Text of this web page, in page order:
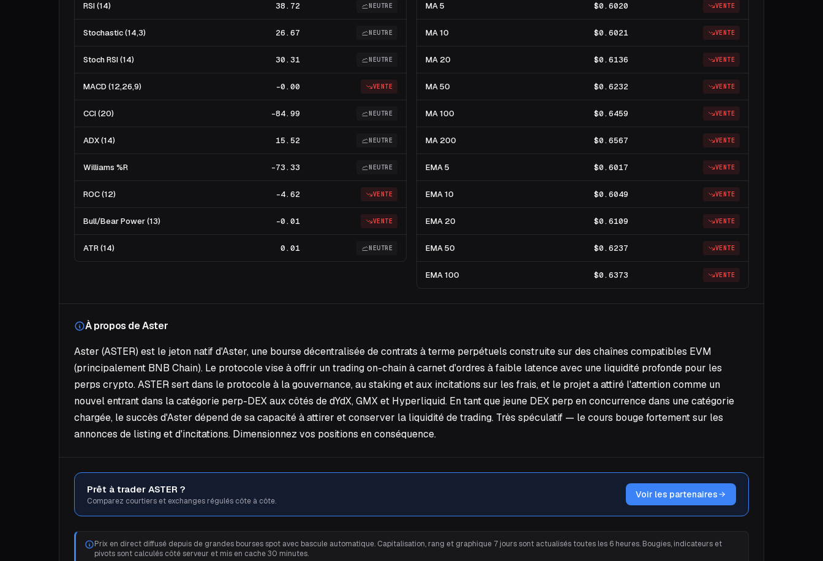
RSI (14) 38.72 NEUTRE
Stochastic (14,3) 26.67 NEUTRE
Stoch RSI (14) 30.31 NEUTRE
MACD (12,26,9) -0.00 VENTE
CCI (20) -84.99 NEUTRE
ADX (14) 15.52 NEUTRE
Williams %R -73.33 NEUTRE
ROC (12) -4.62 VENTE
Bull/Bear Power (13) -0.01 VENTE
ATR (14) 0.01 NEUTRE
MA 5 $0.6020 VENTE
MA 10 $0.6021 VENTE
MA 20 $0.6136 VENTE
MA 50 $0.6232 VENTE
MA 100 $0.6459 VENTE
MA 200 $0.6567 VENTE
EMA 5 $0.6017 VENTE
EMA 10 $0.6049 VENTE
EMA 20 $0.6109 VENTE
EMA 50 $0.6237 VENTE
EMA 100 $0.6373 VENTE
À propos de Aster
Aster (ASTER) est le jeton natif d'Aster, une bourse décentralisée de contrats à terme perpétuels construite sur des chaînes compatibles EVM
(principalement BNB Chain). Le protocole vise à offrir un trading on-chain à carnet d'ordres à faible latence avec une liquidité profonde pour les
perps crypto. ASTER sert dans le protocole à la gouvernance, au staking et aux incitations sur les frais, et le projet a attiré l'attention comme un
nouvel entrant dans la catégorie perp-DEX aux côtés de dYdX, GMX et Hyperliquid. En tant que jeune DEX perp en concurrence dans une catégorie
chargée, le succès d'Aster dépend de sa capacité à attirer et conserver la liquidité de trading. Très spéculatif — le cours bouge fortement sur les
annonces de listing et d'incitations. Dimensionnez vos positions en conséquence.
Prêt à trader ASTER ?
Comparez courtiers et exchanges régulés côte à côte.
Voir les partenaires
Prix en direct diffusé depuis de grandes bourses spot avec bascule automatique. Capitalisation, rang et graphique 7 jours sont actualisés toutes les 6 heures. Bougies, indicateurs et
pivots sont calculés côté serveur et mis en cache 30 minutes.